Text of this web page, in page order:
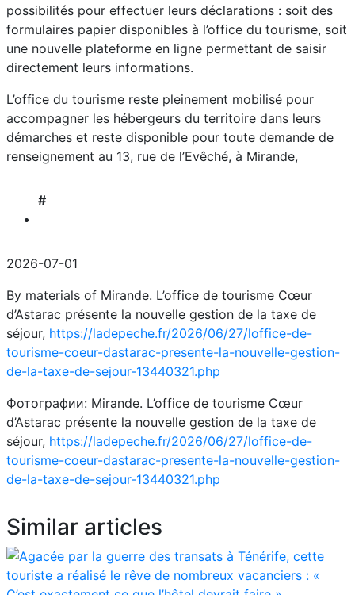
possibilités pour effectuer leurs déclarations : soit des
formulaires papier disponibles à l’office du tourisme, soit
une nouvelle plateforme en ligne permettant de saisir
directement leurs informations.
L’office du tourisme reste pleinement mobilisé pour
accompagner les hébergeurs du territoire dans leurs
démarches et reste disponible pour toute demande de
renseignement au 13, rue de l’Evêché, à Mirande,
#
2026-07-01
By materials of Mirande. L’office de tourisme Cœur
d’Astarac présente la nouvelle gestion de la taxe de
séjour, https://ladepeche.fr/2026/06/27/loffice-de-
tourisme-coeur-dastarac-presente-la-nouvelle-gestion-
de-la-taxe-de-sejour-13440321.php
Фотографии: Mirande. L’office de tourisme Cœur
d’Astarac présente la nouvelle gestion de la taxe de
séjour, https://ladepeche.fr/2026/06/27/loffice-de-
tourisme-coeur-dastarac-presente-la-nouvelle-gestion-
de-la-taxe-de-sejour-13440321.php
Similar articles